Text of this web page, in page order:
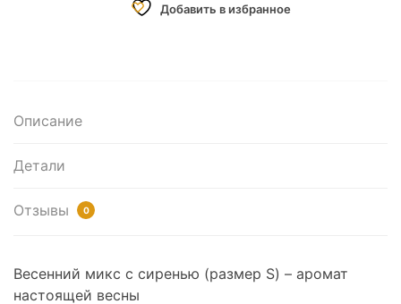
Добавить в избранное
Описание
Детали
Отзывы 0
Весенний микс с сиренью (размер S) – аромат
настоящей весны